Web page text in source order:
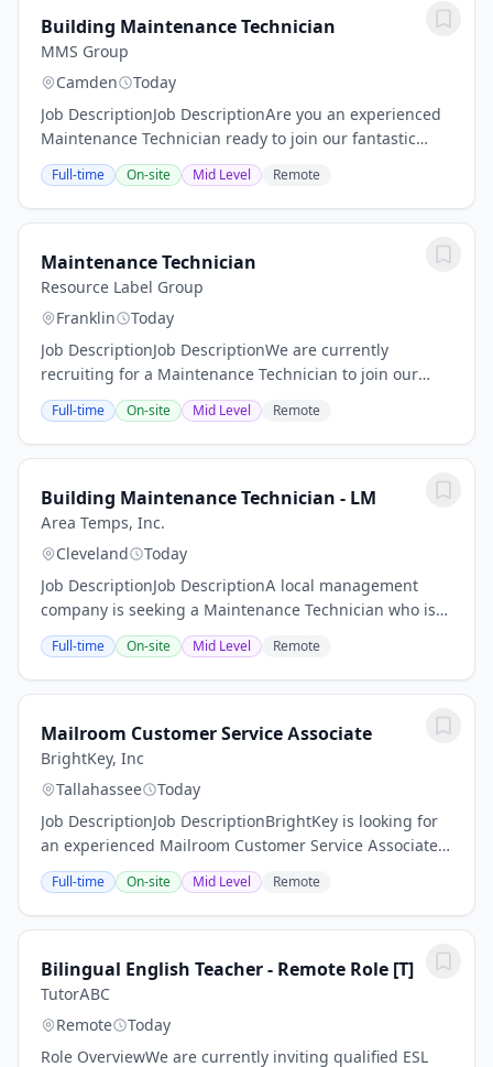
Building Maintenance Technician
MMS Group
Camden
Today
Job DescriptionJob DescriptionAre you an experienced
Maintenance Technician ready to join our fantastic
team of professionals? MMS Group is on the hunt for
someone like YOU! Our Maintenance...
Full-time On-site Mid Level Remote
Maintenance Technician
Resource Label Group
Franklin
Today
Job DescriptionJob DescriptionWe are currently
recruiting for a Maintenance Technician to join our
team! The Maintenance Technician will be responsible
for repairing and maintaining machinery and...
Full-time On-site Mid Level Remote
Building Maintenance Technician - LM
Area Temps, Inc.
Cleveland
Today
Job DescriptionJob DescriptionA local management
company is seeking a Maintenance Technician who is
responsible for maintaining the physical condition,
safety, appearance, and overall operation of...
Full-time On-site Mid Level Remote
Mailroom Customer Service Associate
BrightKey, Inc
Tallahassee
Today
Job DescriptionJob DescriptionBrightKey is looking for
an experienced Mailroom Customer Service Associate
in Tallahassee, FL! We offer competitive benefits, paid
time off, and a 401K program with a...
Full-time On-site Mid Level Remote
Bilingual English Teacher - Remote Role [T]
TutorABC
Remote
Today
Role OverviewWe are currently inviting qualified ESL